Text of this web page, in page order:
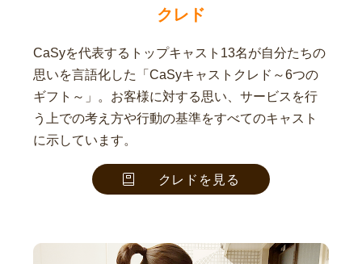
クレド
CaSyを代表するトップキャスト13名が自分たちの
思いを言語化した「CaSyキャストクレド～6つの
ギフト～」。お客様に対する思い、サービスを行
う上での考え方や行動の基準をすべてのキャスト
に示しています。
クレドを見る